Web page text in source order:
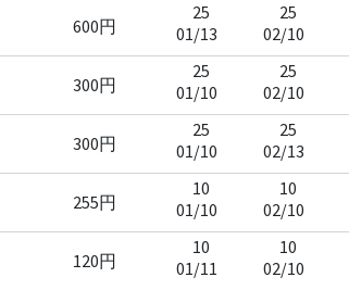
600円
25
01/13
25
02/10
300円
25
01/10
25
02/10
300円
25
01/10
25
02/13
255円
10
01/10
10
02/10
120円
10
01/11
10
02/10